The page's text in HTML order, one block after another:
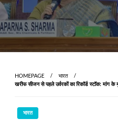
HOMEPAGE
भारत
खरीफ सीजन से पहले उर्वरकों का रिकॉर्ड स्टॉक: मांग के
भारत